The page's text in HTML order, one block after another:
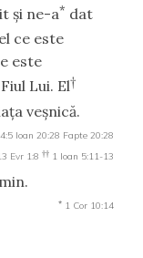
şi ne-a* dat
ce este
este
Lui. El†
veşnică.
Ioan 20:28 Fapte 20:28
Evr 1:8 †† 1 Ioan 5:11-13
* 1 Cor 10:14